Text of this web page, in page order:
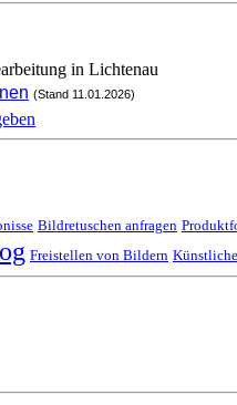
in Lichtenau
(Stand 11.01.2026)
Bildretuschen anfragen
Freistellen von Bildern